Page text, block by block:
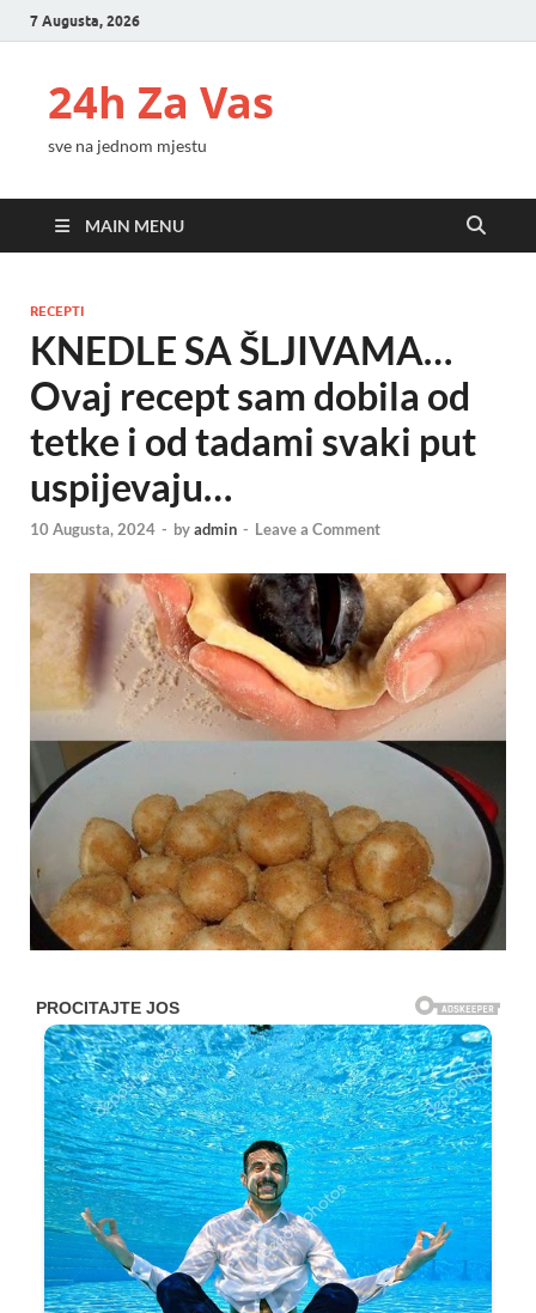
7 Augusta, 2026
24h Za Vas
sve na jednom mjestu
MAIN MENU
RECEPTI
KNEDLE SA ŠLJIVAMA…
Ovaj recept sam dobila od
tetke i od tadami svaki put
uspijevaju…
10 Augusta, 2024 - byadmin - Leave a Comment